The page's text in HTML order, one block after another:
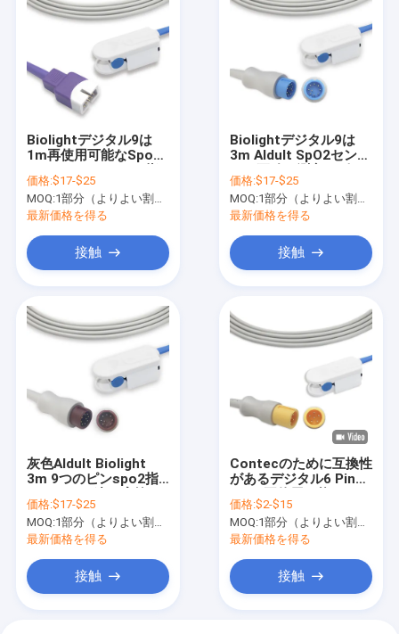
Biolightデジタル9は
1m再使用可能なSpo2
先のタイプをピンで止
める
価格:$17-$25
MOQ:1部分（よりよい割引のより多くのqty）
最新価格を得る
接触
Biolightデジタル9は
3m Aldult SpO2センサ
で止める
価格:$17-$25
MOQ:1部分（よりよい割引のより多くのqty）
最新価格を得る
接触
灰色Aldult Biolight
3m 9つのピンspo2指
価格:$17-$25
MOQ:1部分（よりよい割引のより多くのqty）
最新価格を得る
接触
Contecのために互換性
があるデジタル6 Pin
Spo2センサー
価格:$2-$15
MOQ:1部分（よりよい割引のより多くのqty）
最新価格を得る
接触